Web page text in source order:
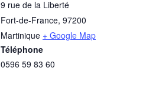
9 rue de la Liberté
Fort-de-France, 97200
Martinique + Google Map
Téléphone
0596 59 83 60